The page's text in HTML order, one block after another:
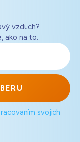
vzduch?
ako na to.
svojich